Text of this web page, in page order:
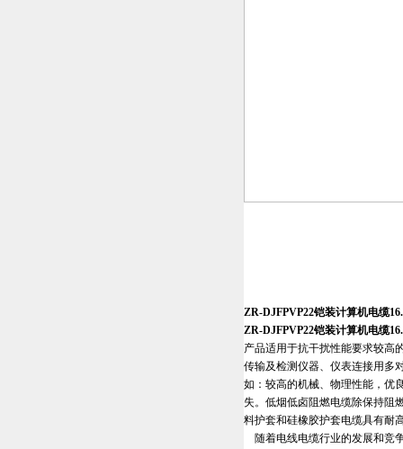
ZR-DJFPVP22铠装计算机电缆
ZR-DJFPVP22铠装计算机电缆
产品适用于抗干扰性能要求较高
传输及检测仪器、仪表连接用多
如：较高的机械、物理性能，优
失。低烟低卤阻燃电缆除保持阻
料护套和硅橡胶护套电缆具有耐
随着电线电缆行业的发展和竞